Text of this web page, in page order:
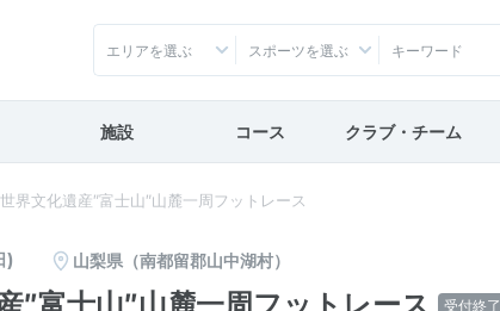
エリアを選ぶ スポーツを選ぶ
施設 コース クラブ・チーム
界文化遺産″富士山″山麓一周フットレース
) 山梨県（南都留郡山中湖村）
受付終了